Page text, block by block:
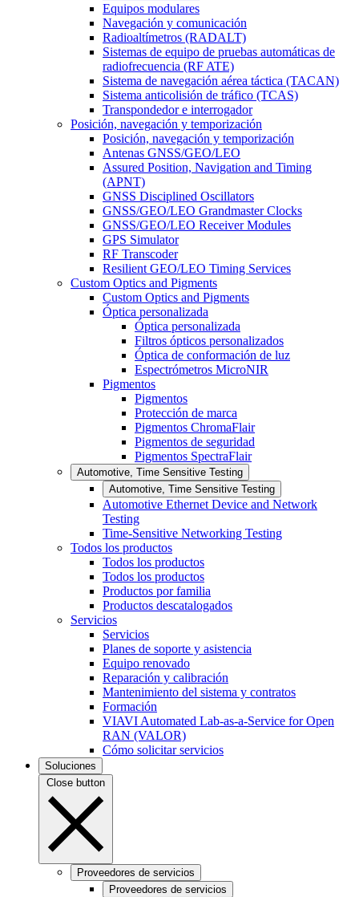
Equipos modulares
Navegación y comunicación
Radioaltímetros (RADALT)
Sistemas de equipo de pruebas automáticas de
radiofrecuencia (RF ATE)
Sistema de navegación aérea táctica (TACAN)
Sistema anticolisión de tráfico (TCAS)
Transpondedor e interrogador
Posición, navegación y temporización
Posición, navegación y temporización
Antenas GNSS/GEO/LEO
Assured Position, Navigation and Timing
(APNT)
GNSS Disciplined Oscillators
GNSS/GEO/LEO Grandmaster Clocks
GNSS/GEO/LEO Receiver Modules
GPS Simulator
RF Transcoder
Resilient GEO/LEO Timing Services
Custom Optics and Pigments
Custom Optics and Pigments
Óptica personalizada
Óptica personalizada
Filtros ópticos personalizados
Óptica de conformación de luz
Espectrómetros MicroNIR
Pigmentos
Pigmentos
Protección de marca
Pigmentos ChromaFlair
Pigmentos de seguridad
Pigmentos SpectraFlair
Automotive, Time Sensitive Testing
Automotive, Time Sensitive Testing
Automotive Ethernet Device and Network
Testing
Time-Sensitive Networking Testing
Todos los productos
Todos los productos
Todos los productos
Productos por familia
Productos descatalogados
Servicios
Servicios
Planes de soporte y asistencia
Equipo renovado
Reparación y calibración
Mantenimiento del sistema y contratos
Formación
VIAVI Automated Lab-as-a-Service for Open
RAN (VALOR)
Cómo solicitar servicios
Soluciones
Close button
Proveedores de servicios
Proveedores de servicios